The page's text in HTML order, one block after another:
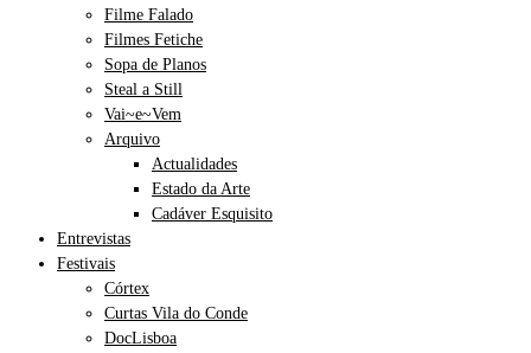
Filme Falado
Filmes Fetiche
Sopa de Planos
Steal a Still
Vai~e~Vem
Arquivo
Actualidades
Estado da Arte
Cadáver Esquisito
Entrevistas
Festivais
Córtex
Curtas Vila do Conde
DocLisboa